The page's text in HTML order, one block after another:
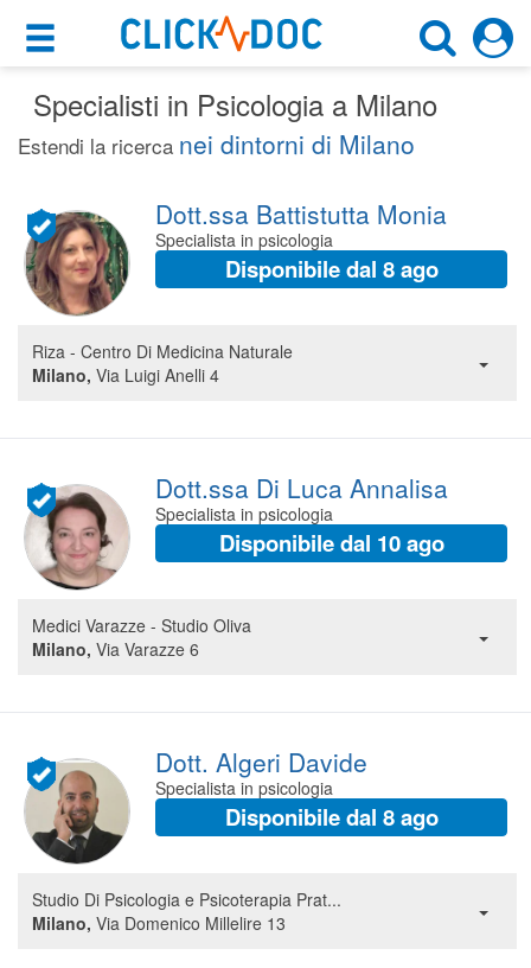
×
Motore di ricerca
×
Cerca uno specialista
Milano (MI)
Cosa possiamo offrirti
Prenota una visita
Ricerca specialisti
Consulti online
(su medicitalia.it)
Prenotazioni online
Planner e rubrica in cloud
Segreteria virtuale
Teleconsulto
Specialisti in Psicologia a Milano
Estendi la ricerca nei dintorni di Milano
Dott.ssa Battistutta Monia
Specialista in psicologia
Disponibile dal 8 ago
Riza - Centro Di Medicina Naturale
Milano, Via Luigi Anelli 4
Dott.ssa Di Luca Annalisa
Specialista in psicologia
Disponibile dal 10 ago
Medici Varazze - Studio Oliva
Milano, Via Varazze 6
Dott. Algeri Davide
Specialista in psicologia
Disponibile dal 8 ago
Studio Di Psicologia e Psicoterapia Prat...
Milano, Via Domenico Millelire 13